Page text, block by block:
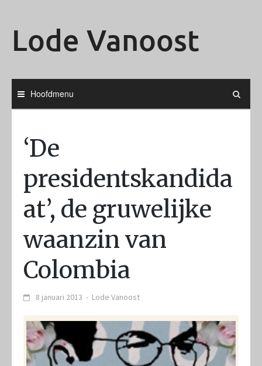
Lode Vanoost
Hoofdmenu
‘De
presidentskandida
at’, de gruwelijke
waanzin van
Colombia
8 januari 2013 - Lode Vanoost